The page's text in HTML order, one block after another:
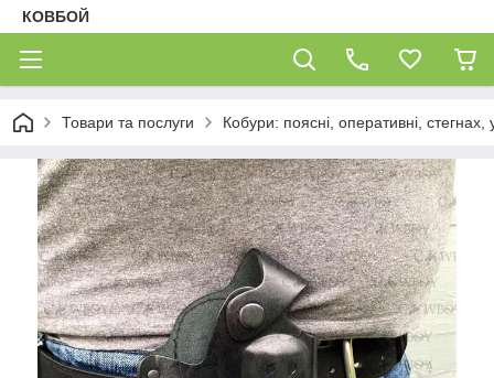
КОВБОЙ
Товари та послуги Кобури: поясні, оперативні, стегнах,